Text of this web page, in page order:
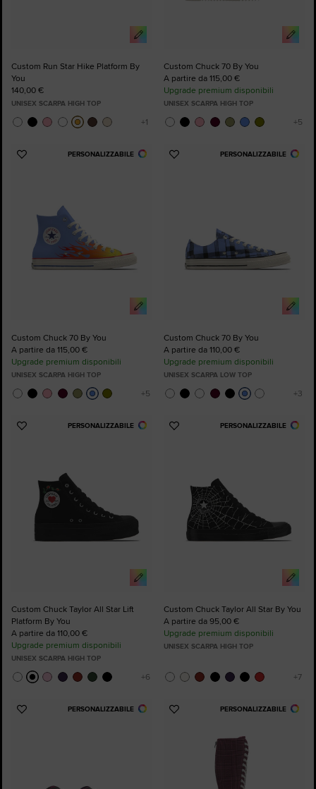
Custom Run Star Hike Platform By
You
140,00 €
UNISEX SCARPA HIGH TOP
Custom Chuck 70 By You
A partire da 115,00 €
Upgrade premium disponibili
UNISEX SCARPA HIGH TOP
PERSONALIZZABILE
Aggiungi
Custom Chuck 70 By You
A partire da 115,00 €
Upgrade premium disponibili
UNISEX SCARPA HIGH TOP
PERSONALIZZABILE
Aggiungi
Custom Chuck 70 By You
A partire da 110,00 €
Upgrade premium disponibili
UNISEX SCARPA LOW TOP
PERSONALIZZABILE
Aggiungi
Custom Chuck Taylor All Star Lift
Platform By You
A partire da 110,00 €
Upgrade premium disponibili
UNISEX SCARPA HIGH TOP
PERSONALIZZABILE
Aggiungi
Custom Chuck Taylor All Star By You
A partire da 95,00 €
Upgrade premium disponibili
UNISEX SCARPA HIGH TOP
PERSONALIZZABILE
Aggiungi
PERSONALIZZABILE
Aggiungi